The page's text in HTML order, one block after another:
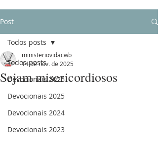
Post
Todos posts
Devocionais 2026
Devocionais 2025
Devocionais 2024
Devocionais 2023
Todos posts
Sejam misericordiosos
ministeriovidacwb
14 de nov. de 2025